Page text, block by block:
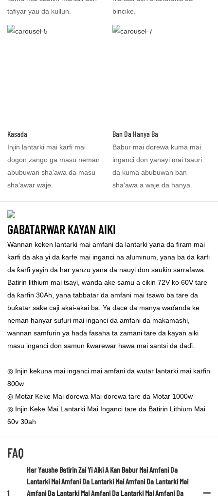
tafiyar yau da kullun.
bincike.
Kasada
Injin lantarki mai ƙarfi mai
dogon zango ga masu neman
abubuwan sha'awa da masu
sha'awar waje.
Ban Da Hanya Ba
Babur mai ɗorewa kuma mai
inganci don yanayi mai tsauri
da kuma abubuwan ban
sha'awa a waje da hanya.
GABATARWAR KAYAN AIKI
Wannan keken lantarki mai amfani da lantarki yana da firam mai
ƙarfi da aka yi da ƙarfe mai inganci na aluminum, yana ba da ƙarfi
da ƙarfi yayin da har yanzu yana da nauyi don sauƙin sarrafawa.
Batirin lithium mai tsayi, wanda ake samu a cikin 72V ko 60V tare
da ƙarfin 30Ah, yana tabbatar da amfani mai tsawo ba tare da
buƙatar sake caji akai-akai ba. Ya dace da manya waɗanda ke
neman hanyar sufuri mai inganci da amfani da makamashi,
wannan samfurin ya haɗa fasaha ta zamani tare da kayan aiki
masu inganci don samun ƙwarewar hawa mai santsi da daɗi.
◎ Injin kekuna mai inganci mai amfani da wutar lantarki mai karfin
800w
◎ Motar Keke Mai ɗorewa Mai ɗorewa tare da Motar 1000w
◎ Injin Keke Mai Lantarki Mai Inganci tare da Batirin Lithium Mai
60v 30ah
FAQ
1
Har Yaushe Batirin Zai Yi Aiki A Kan Babur Mai Amfani Da
Lantarki Mai Amfani Da Lantarki Mai Amfani Da Lantarki Mai
Amfani Da Lantarki Mai Amfani Da Lantarki Mai Amfani Da